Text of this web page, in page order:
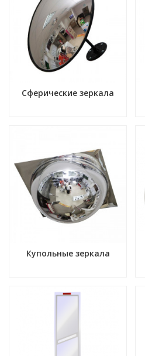
Сферические зеркала
Купольные зеркала